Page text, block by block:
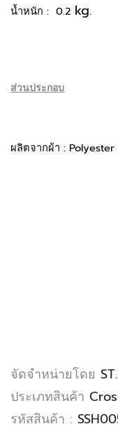
น้ำหนัก :  0.2 kg.
ส่วนประกอบ
ผลิตจากผ้า : Polyester
จัดจำหน่ายโดย
ประเภทสินค้า
รหัสสินค้า :